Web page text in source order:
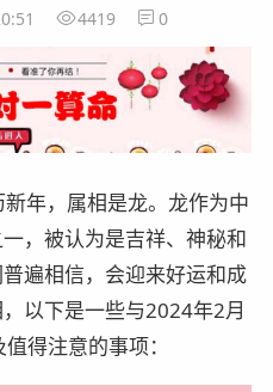
4419 0
年，属相是龙。龙作为中
，被认为是吉祥、神秘和
遍相信，会迎来好运和成
以下是一些与2024年2月
得注意的事项：